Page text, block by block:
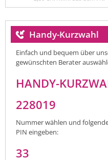
Handy-Kurzwahl
Einfach und bequem über
gewünschten Berater
HANDY-
228019
Nummer wählen und
PIN eingeben:
33